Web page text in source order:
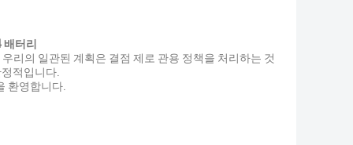
터리
리의 일관된 계획은 결점 제로 관용 정책을 처리하는 것
적입니다.
환영합니다.